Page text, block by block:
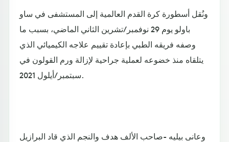
ونُقل أسطورة كرة القدم العالمية إلى المستشفى في ساو
باولو يوم 29 نوفمبر/تشرين الثاني الماضي، بسبب ما
وصفه فريقه الطبي بإعادة تقييم علاجه الكيميائي الذي
يتلقاه منذ خضوعه لعملية جراحية لإزالة ورم القولون في
سبتمبر/أيلول 2021.
وعانى بيليه -صاحب الألف هدف والنجم الذي قاد البرازيل